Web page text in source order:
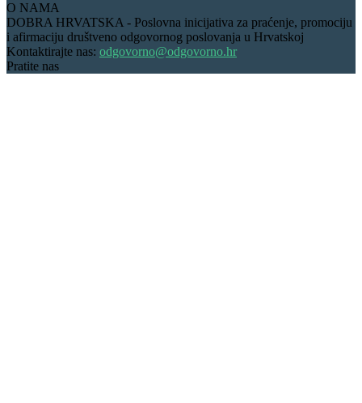
O NAMA
DOBRA HRVATSKA - Poslovna inicijativa za praćenje, promociju
i afirmaciju društveno odgovornog poslovanja u Hrvatskoj
Kontaktirajte nas: odgovorno@odgovorno.hr
Pratite nas